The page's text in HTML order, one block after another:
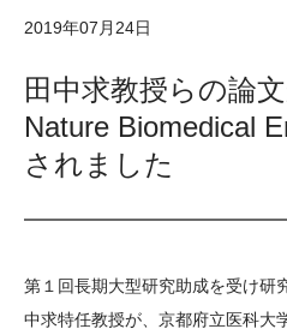
設立趣意書
沿革
役員・評議員
中谷財団事業紹介
神戸賞
研究助成
大学院生奨学金
中谷財団
その他情報 お問い
2019年07月24日
田中求教授らの論
Nature Biomedical
されました
第１回長期大型研究助成を受け
中求特任教授が、京都府立医科大